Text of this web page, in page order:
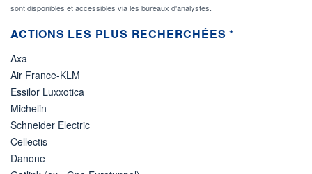
sont disponibles et accessibles via les bureaux d'analystes.
ACTIONS LES PLUS RECHERCHÉES *
Axa
Air France-KLM
Essilor Luxxotica
Michelin
Schneider Electric
Cellectis
Danone